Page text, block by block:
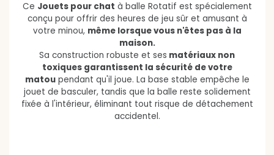
Ce Jouets pour chat à balle Rotatif est spécialement
conçu pour offrir des heures de jeu sûr et amusant à
votre minou, même lorsque vous n'êtes pas à la
maison.
Sa construction robuste et ses matériaux non
toxiques garantissent la sécurité de votre
matoupendant qu'il joue. La base stable empêche le
jouet de basculer, tandis que la balle reste solidement
fixée à l'intérieur, éliminant tout risque de détachement
accidentel.